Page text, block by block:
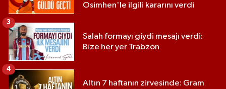
Osimhen'le ilgili kararını verdi
Salah formayı giydi mesajı verdi:
Bize her yer Trabzon
3
Altın 7 haftanın zirvesinde: Gram
4